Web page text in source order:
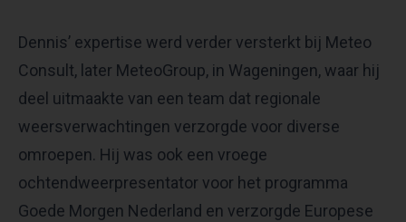
Dennis’ expertise werd verder versterkt bij Meteo
Consult, later MeteoGroup, in Wageningen, waar hij
deel uitmaakte van een team dat regionale
weersverwachtingen verzorgde voor diverse
omroepen. Hij was ook een vroege
ochtendweerpresentator voor het programma
Goede Morgen Nederland en verzorgde Europese